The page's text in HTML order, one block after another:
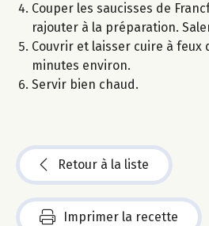
Couper les saucisses de
rajouter à la préparation.
Couvrir et laisser cuire à feux
minutes environ.
Servir bien chaud.
Retour à la liste
Imprimer la recette